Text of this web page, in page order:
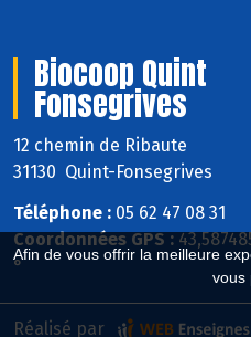
Afin de vous offrir la meilleure
vous
Biocoop Quint
Fonsegrives
12 chemin de Ribaute
31130 Quint-Fonsegrives
Téléphone : 05 62 47 08 31
Coordonnées GPS :
°
Réalisé par